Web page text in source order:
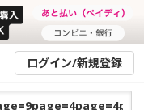
ログイン/新規登録